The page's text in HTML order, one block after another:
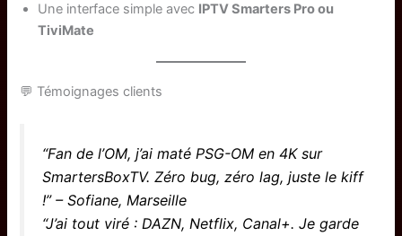
Une interface simple avec IPTV Smarters Pro ou
TiviMate
💬 Témoignages clients
“Fan de l’OM, j’ai maté PSG-OM en 4K sur
SmartersBoxTV. Zéro bug, zéro lag, juste le kiff
!” – Sofiane, Marseille
“J’ai tout viré : DAZN, Netflix, Canal+. Je garde